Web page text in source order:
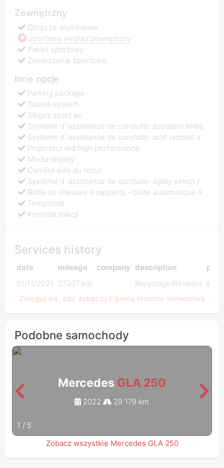
Zewnętrzny
Obręcze aluminiowe
sportowy wygląd zewnętrzny
Pakiet sportowy
Zawieszenie sportowe
Inne opcje
Parking package
Sound-system
Sièges sport av
Système d`assistance de conduite: assistant limita
Système d`assistance de conduite: actif (active) a
Projecteur led high performance
Media display
Caméra aide au recul
Système d`assistance de conduite: agility select /
Boîte de vitesses 8 rapports - boîte automatique à
Tempomat
Kontrola trakcji
Services history
date mileage company description
01/11/2021
27207 km Recyclage/Révision
€
Zaloguj się, aby zobaczyć pełną historię serwisową
Podobne samochody
Mercedes GLA 250
2022 29 179 km
1 / 5
Zobacz wszystkie Mercedes GLA 250